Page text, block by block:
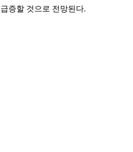
증할 것으로 전망된다.